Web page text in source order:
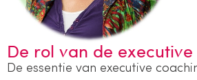
De rol van de
De essentie van executive